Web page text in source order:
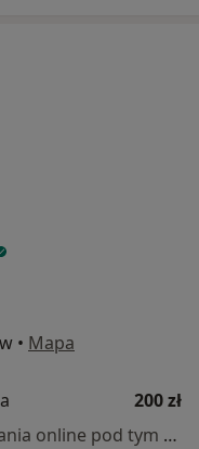
• Mapa
200 zł
Specjalista nie oferuje umawiania online pod tym adresem.